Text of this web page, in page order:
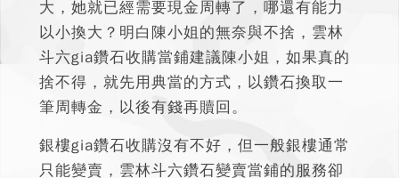
大，她就已經需要現金周轉了，哪還有能力
以小換大？明白陳小姐的無奈與不捨，雲林
斗六gia鑽石收購當鋪建議陳小姐，如果真的
捨不得，就先用典當的方式，以鑽石換取一
筆周轉金，以後有錢再贖回。
銀樓gia鑽石收購沒有不好，但一般銀樓通常
只能變賣，雲林斗六鑽石變賣當鋪的服務卻